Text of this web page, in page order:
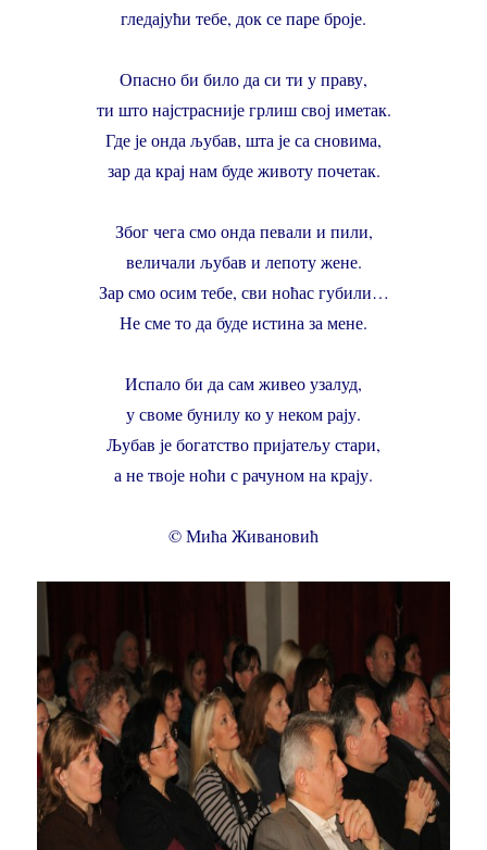
гледајући тебе, док се паре броје.
Опасно би било да си ти у праву,
ти што најстрасније грлиш свој иметак.
Где је онда љубав, шта је са сновима,
зар да крај нам буде животу почетак.
Због чега смо онда певали и пили,
величали љубав и лепоту жене.
Зар смо осим тебе, сви ноћас губили…
Не сме то да буде истина за мене.
Испало би да сам живео узалуд,
у своме бунилу ко у неком рају.
Љубав је богатство пријатељу стари,
а не твоје ноћи с рачуном на крају.
© Мића Живановић